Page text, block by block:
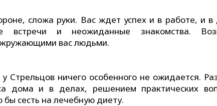
сложа руки. Вас ждет успех и в работе, и в
встречи и неожиданные знакомства.
вас людьми.
Стрельцов ничего особенного не ожидается.
дома и в делах, решением практических
сесть на лечебную диету.